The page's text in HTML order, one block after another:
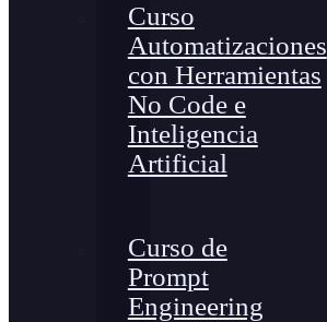
Curso
Automatizaciones
con Herramientas
No Code e
Inteligencia
Artificial
Curso de
Prompt
Engineering